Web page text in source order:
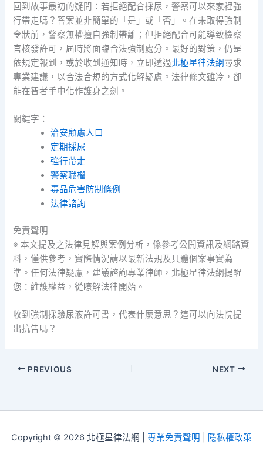
回到故事最初的疑問：若拒絕配合採尿，警察可以來家裡強
行帶走嗎？答案並非簡單的「是」或「否」。在未取得強制
令狀前，警察無權擅自強制帶離；但拒絕配合可能導致檢察
官核發許可，屆時將面臨合法強制處分。最好的對策，仍是
依規定報到，或於收到通知時，立即透過北極星律法網尋求
專業建議，以合法合規的方式化解疑慮。法律條文雖冷，卻
能在智者手中化作護身之劍。
關鍵字：
治安顧慮人口
定期採尿
強行帶走
警察職權
毒品危害防制條例
法律諮詢
免責聲明
※ 本文提及之法律見解與案例分析，係參考公開資訊及網路資
料，僅供參考，實際情況請以最新法規及具體個案事實為
準。任何法律疑慮，建議諮詢專業律師，北極星律法網提醒
您：維護權益，從瞭解法律開始。
收到強制採驗尿液許可書，代表什麼意思？這可以向法院提
出抗告嗎？
PREVIOUS NEXT
Copyright © 2026 北極星律法網 | 專業免責聲明 隱私權政策